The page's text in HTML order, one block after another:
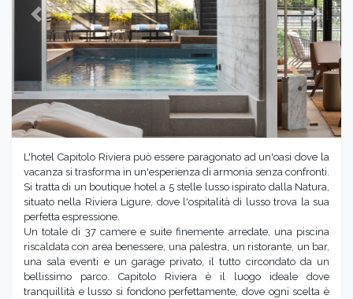
Previous Next
L'hotel Capitolo Riviera può essere paragonato ad un'oasi dove la
vacanza si trasforma in un'esperienza di armonia senza confronti.
Si tratta di un boutique hotel a 5 stelle lusso ispirato dalla Natura,
situato nella Riviera Ligure, dove l'ospitalità di lusso trova la sua
perfetta espressione.
Un totale di 37 camere e suite finemente arredate, una piscina
riscaldata con area benessere, una palestra, un ristorante, un bar,
una sala eventi e un garage privato, il tutto circondato da un
bellissimo parco. Capitolo Riviera è il luogo ideale dove
tranquillità e lusso si fondono perfettamente, dove ogni scelta è